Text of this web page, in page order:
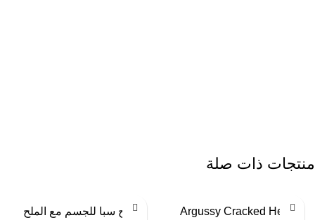
منتجات ذات صلة
Argussy Cracked Heel
ملح سبا للجسم مع الملح